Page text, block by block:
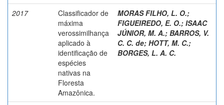
2017
Classificador de
máxima
verossimilhança
aplicado à
identificação de
espécies
nativas na
Floresta
Amazônica.
MORAS FILHO, L. O.;
FIGUEIREDO, E. O.; ISAAC
JÚNIOR, M. A.; BARROS, V.
C. C. de; HOTT, M. C.;
BORGES, L. A. C.